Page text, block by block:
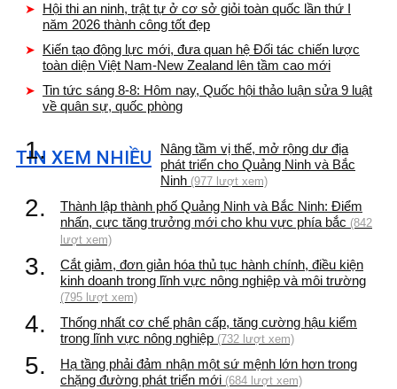
Hội thi an ninh, trật tự ở cơ sở giỏi toàn quốc lần thứ I
năm 2026 thành công tốt đẹp
Kiến tạo động lực mới, đưa quan hệ Đối tác chiến lược
toàn diện Việt Nam-New Zealand lên tầm cao mới
Tin tức sáng 8-8: Hôm nay, Quốc hội thảo luận sửa 9 luật
về quân sự, quốc phòng
TIN XEM NHIỀU
1.
Nâng tầm vị thế, mở rộng dư địa
phát triển cho Quảng Ninh và Bắc
Ninh (977 lượt xem)
2.
Thành lập thành phố Quảng Ninh và Bắc Ninh: Điểm
nhấn, cực tăng trưởng mới cho khu vực phía bắc (842
lượt xem)
3.
Cắt giảm, đơn giản hóa thủ tục hành chính, điều kiện
kinh doanh trong lĩnh vực nông nghiệp và môi trường
(795 lượt xem)
4.
Thống nhất cơ chế phân cấp, tăng cường hậu kiểm
trong lĩnh vực nông nghiệp (732 lượt xem)
5.
Hạ tầng phải đảm nhận một sứ mệnh lớn hơn trong
chặng đường phát triển mới (684 lượt xem)